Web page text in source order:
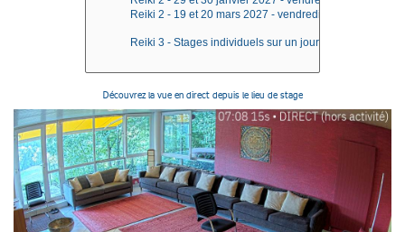
Découvrez la vue en direct depuis le lieu de stage